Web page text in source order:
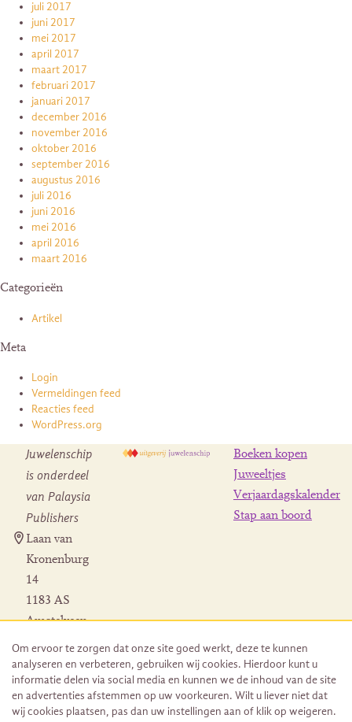
juli 2017
juni 2017
mei 2017
april 2017
maart 2017
februari 2017
januari 2017
december 2016
november 2016
oktober 2016
september 2016
augustus 2016
juli 2016
juni 2016
mei 2016
april 2016
maart 2016
Categorieën
Artikel
Meta
Login
Vermeldingen feed
Reacties feed
WordPress.org
Juwelenschip
is onderdeel
van Palaysia
Publishers
Laan van
Kronenburg
14
1183 AS
Amstelveen
Herroeping
bestelling
Boeken kopen
Juweeltjes
Verjaardagskalender
Stap aan boord
Om ervoor te zorgen dat onze site goed werkt, deze te kunnen
analyseren en verbeteren, gebruiken wij cookies. Hierdoor kunt u
informatie delen via social media en kunnen we de inhoud van de site
en advertenties afstemmen op uw voorkeuren. Wilt u liever niet dat
wij cookies plaatsen, pas dan uw instellingen aan of klik op weigeren.